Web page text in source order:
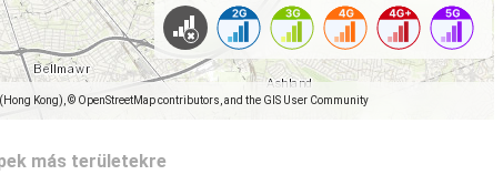
Kong), © OpenStreetMap contributors, and the GIS User Community
más területekre